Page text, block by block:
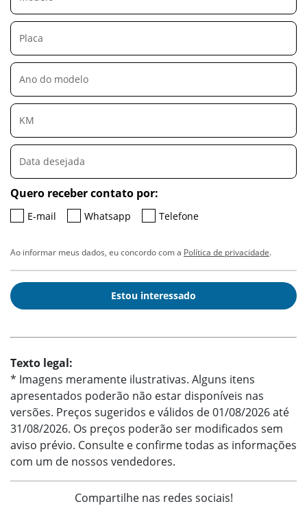
Quero receber contato por:
E-mail Whatsapp Telefone
Ao informar meus dados, eu concordo com a Política de privacidade.
Estou interessado
Texto legal:
* Imagens meramente ilustrativas. Alguns itens
apresentados poderão não estar disponíveis nas
versões. Preços sugeridos e válidos de 01/08/2026 até
31/08/2026. Os preços poderão ser modificados sem
aviso prévio. Consulte e confirme todas as informações
com um de nossos vendedores.
Compartilhe nas redes sociais!